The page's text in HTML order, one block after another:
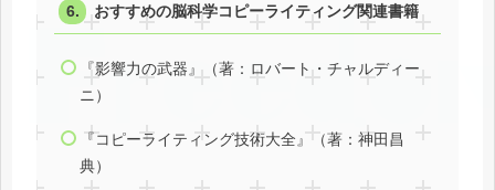
おすすめの脳科学コピーライティング関連書籍
『影響力の武器』（著：ロバート・チャルディー
ニ）
『コピーライティング技術大全』（著：神田昌
典）